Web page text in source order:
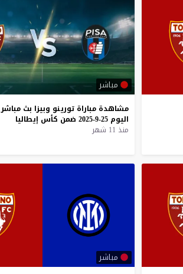
مباشر
مشاهدة مباراة تورينو وبيزا بث مباشر
اليوم 25-9-2025 ضمن كأس إيطاليا
منذ 11 شهر
مباشر